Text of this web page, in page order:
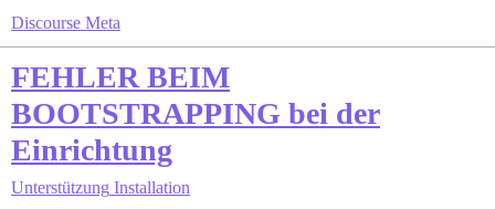
Discourse Meta
FEHLER BEIM
BOOTSTRAPPING bei der
Einrichtung
Unterstützung Installation